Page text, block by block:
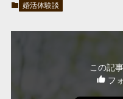
婚活体験談
この記
フ